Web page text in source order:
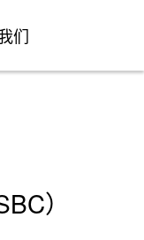
们
）